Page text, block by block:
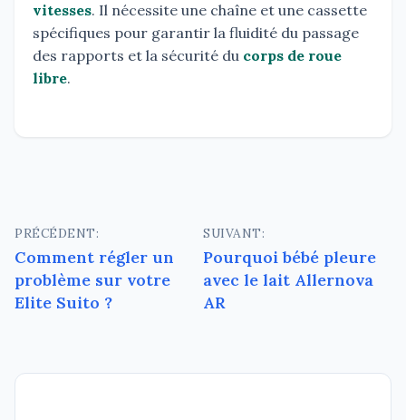
vitesses. Il nécessite une chaîne et une cassette
spécifiques pour garantir la fluidité du passage
des rapports et la sécurité du corps de roue
libre.
Navigation
de
l’article
PRÉCÉDENT:
Comment régler un
problème sur votre
Elite Suito ?
SUIVANT:
Pourquoi bébé pleure
avec le lait Allernova
AR